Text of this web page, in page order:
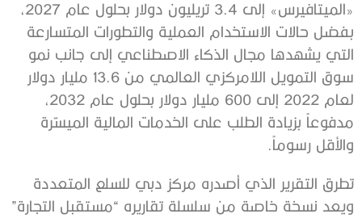
«الميتافيرس» إلى 3.4 تريليون دولار بحلول عام 2027،
بفضل حالات الاستخدام العملية والتطورات المتسارعة
التي يشهدها مجال الذكاء الاصطناعي إلى جانب نمو
سوق التمويل اللامركزي العالمي من 13.6 مليار دولار
لعام 2022 إلى 600 مليار دولار بحلول عام 2032،
مدفوعاً بزيادة الطلب على الخدمات المالية الميسّرة
والأقل رسوماً.
تطرق التقرير الذي أصدره مركز دبي للسلع المتعددة
ويعد نسخة خاصة من سلسلة تقاريره “مستقبل التجارة”